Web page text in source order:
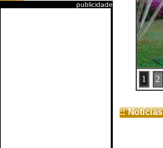
publicidade
1 2
:: Notícias